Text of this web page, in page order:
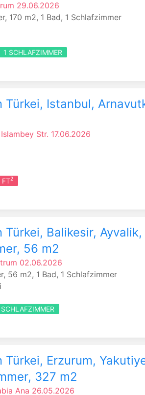
29.06.2026
170 m2, 1 Bad, 1 Schlafzimmer
1 SCHLAFZIMMER
Türkei, Istanbul,
Islambey Str. 17.06.2026
FT2
Türkei, Balikesir, Ayvalik,
56 m2
02.06.2026
56 m2, 1 Bad, 1 Schlafzimmer
SCHLAFZIMMER
Türkei, Erzurum,
327 m2
Ana 26.05.2026